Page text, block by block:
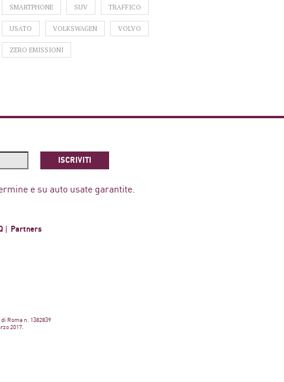
SMARTPHONE SUV TRAFFICO
USATO VOLKSWAGEN VOLVO
ZERO EMISSIONI
ISCRIVITI
e su auto usate garantite.
Partners
Roma n. 1382839
2017.